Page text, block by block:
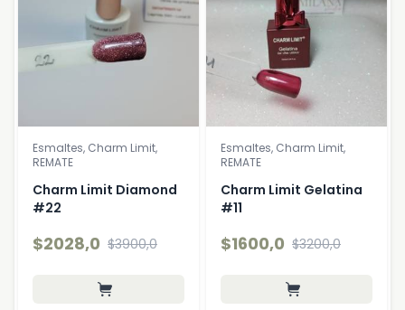
Esmaltes, Charm Limit,
REMATE
Charm Limit Diamond
#22
$2028,0 $3900,0
Esmaltes, Charm Limit,
REMATE
Charm Limit Gelatina
#11
$1600,0 $3200,0